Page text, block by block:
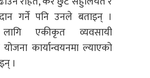
गर्ने पनि उनले बताइन् ।
एकीकृत व्यवसायी
कार्यान्वयनमा ल्याएको
।